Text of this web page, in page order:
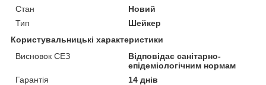
Стан
Новий
Тип
Шейкер
Користувальницькі характеристики
Висновок СЕЗ
Відповідає санітарно-
епідеміологічним нормам
Гарантія
14 днів